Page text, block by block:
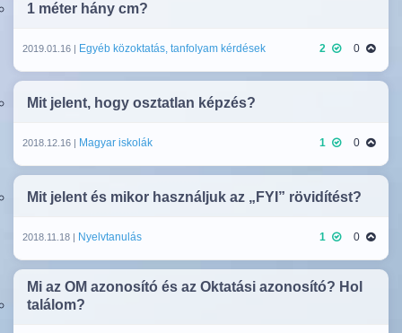
1 méter hány cm?
2019.01.16 | Egyéb közoktatás, tanfolyam kérdések 2 0
Mit jelent, hogy osztatlan képzés?
2018.12.16 | Magyar iskolák 1 0
Mit jelent és mikor használjuk az „FYI” rövidítést?
2018.11.18 | Nyelvtanulás 1 0
Mi az OM azonosító és az Oktatási azonosító? Hol
találom?